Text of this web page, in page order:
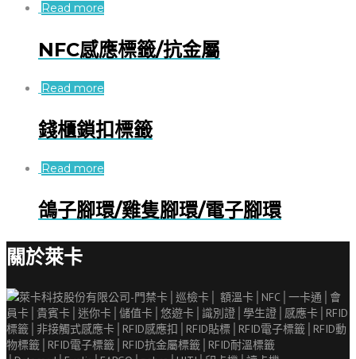
Read more
NFC感應標籤/抗金屬
Read more
錢櫃鎖扣標籤
Read more
鴿子腳環/雞隻腳環/電子腳環
關於萊卡